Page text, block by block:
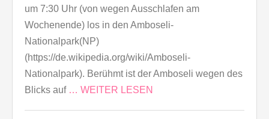
um 7:30 Uhr (von wegen Ausschlafen am
Wochenende) los in den Amboseli-
Nationalpark(NP)
(https://de.wikipedia.org/wiki/Amboseli-
Nationalpark). Berühmt ist der Amboseli wegen des
Blicks auf … WEITER LESEN